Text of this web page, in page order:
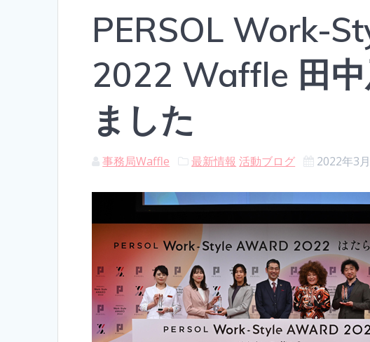
PERSOL Work-
2022 Waffle 田
ました
事務局Waffle 最新情報 活動ブログ 2022年3